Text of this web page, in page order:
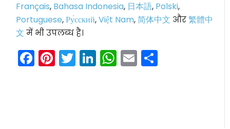
Français, Bahasa Indonesia, 日本語, Polski,
Portuguese,Ру́сский,Việt Nam,简体中文 और繁體中
文 में भी उपलब्ध है।
Facebook
Pinterest
Twitter
LinkedIn
WhatsApp
Email